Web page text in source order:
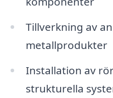
Tillverkning av
metallprodukter
Installation av
strukturella